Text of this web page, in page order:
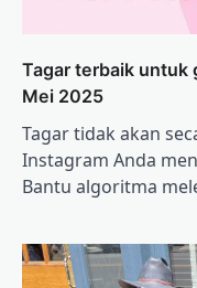
Tagar terbaik untuk
Mei 2025
Tagar tidak akan
Instagram Anda
Bantu algoritma